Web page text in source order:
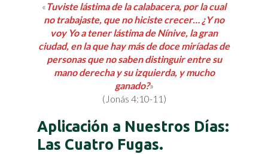
«Tuviste lástima de la calabacera, por la cual
no trabajaste, que no hiciste crecer… ¿Y no
voy Yo a tener lástima de Nínive, la gran
ciudad, en la que hay más de doce miríadas de
personas que no saben distinguir entre su
mano derecha y su izquierda, y mucho
ganado?»
(Jonás 4:10-11)
Aplicación a Nuestros Días:
Las Cuatro Fugas.